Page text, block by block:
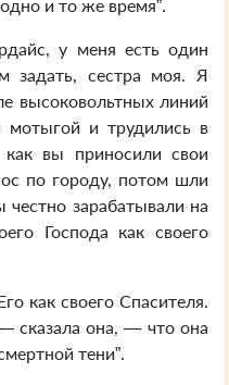
и то же время”.
у меня есть один
задать, сестра моя. Я
высоковольтных линий
и трудились в
вы приносили свои
по городу, потом шли
зарабатывали на
Господа как своего
как своего Спасителя.
сказала она, — что она
тени”.